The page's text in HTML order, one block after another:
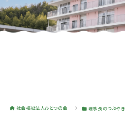
社会福祉法人ひとつの会 理事長のつぶやき